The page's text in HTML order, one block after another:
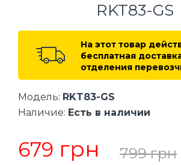
RKT83-GS
На этот товар
бесплатная
отделения
Модель: RKT83-GS
Наличие: Есть в наличии
679 грн 799грн